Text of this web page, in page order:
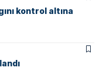
kontrol altına